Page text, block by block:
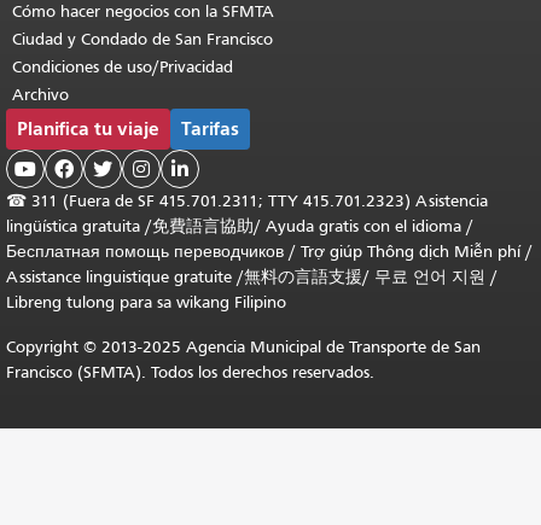
Cómo hacer negocios con la SFMTA
Ciudad y Condado de San Francisco
Condiciones de uso/Privacidad
Archivo
Planifica tu viaje Tarifas
    
☎ 311 (Fuera de SF 415.701.2311; TTY 415.701.2323) Asistencia
lingüística gratuita /免費語言協助/ Ayuda gratis con el idioma /
Бесплатная помощь переводчиков / Trợ giúp Thông dịch Miễn phí/
Assistance linguistique gratuite /無料の言語支援/ 무료 언어 지원 /
Libreng tulong para sa wikang Filipino
Copyright © 2013-2025 Agencia Municipal de Transporte de San
Francisco (SFMTA). Todos los derechos reservados.